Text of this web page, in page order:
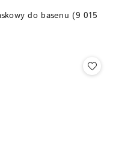
do basenu (9 015